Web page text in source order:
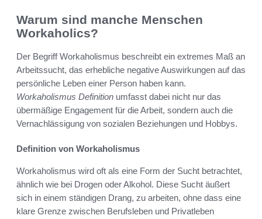
Warum sind manche Menschen
Workaholics?
Der Begriff Workaholismus beschreibt ein extremes Maß an
Arbeitssucht, das erhebliche negative Auswirkungen auf das
persönliche Leben einer Person haben kann.
Workaholismus Definition umfasst dabei nicht nur das
übermäßige Engagement für die Arbeit, sondern auch die
Vernachlässigung von sozialen Beziehungen und Hobbys.
Definition von Workaholismus
Workaholismus wird oft als eine Form der Sucht betrachtet,
ähnlich wie bei Drogen oder Alkohol. Diese Sucht äußert
sich in einem ständigen Drang, zu arbeiten, ohne dass eine
klare Grenze zwischen Berufsleben und Privatleben